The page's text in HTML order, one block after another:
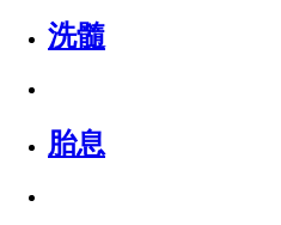
洗髓
胎息